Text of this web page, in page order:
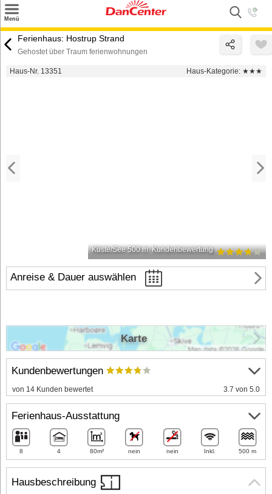
Menü
Suchen
Ferienhaus: Hostrup Strand
Gehostet über Traum ferienwohnungen
Haus-Nr. 13351 Haus-Kategorie: ★★★
Küste/See 500 m Kundenbewertung
Anreise & Dauer auswählen
Hausbeschreibung
Kundenbewertungen
von 14 Kunden bewertet 3.7 von 5.0
Ferienhaus-Ausstattung
8 4 80m² nein nein Inkl. 500 m
Karte